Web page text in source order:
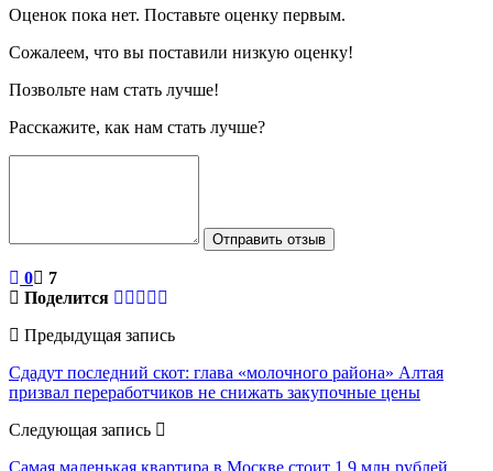
Оценок пока нет. Поставьте оценку первым.
Сожалеем, что вы поставили низкую оценку!
Позвольте нам стать лучше!
Расскажите, как нам стать лучше?
Отправить отзыв
0
7
Поделится
Предыдущая запись
Сдадут последний скот: глава «молочного района» Алтая
призвал переработчиков не снижать закупочные цены
Следующая запись
Самая маленькая квартира в Москве стоит 1,9 млн рублей.